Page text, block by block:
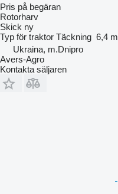
Pris på begäran
Rotorharv
Skick ny
Typ för traktor Täckning 6,4 m
Ukraina, m.Dnipro
Avers-Agro
Kontakta säljaren